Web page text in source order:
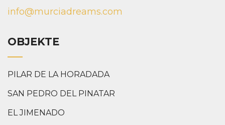
info@murciadreams.com
OBJEKTE
PILAR DE LA HORADADA
SAN PEDRO DEL PINATAR
EL JIMENADO